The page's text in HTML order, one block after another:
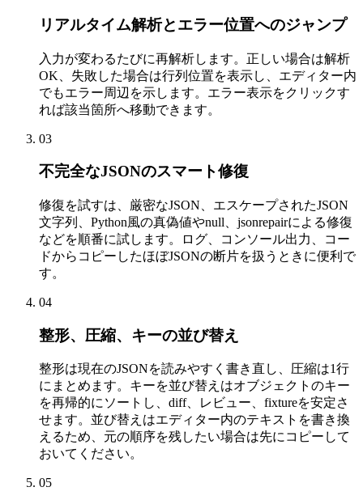
リアルタイム解析とエラー位置へのジャンプ
入力が変わるたびに再解析します。正しい場合は解析
OK、失敗した場合は行列位置を表示し、エディター内
でもエラー周辺を示します。エラー表示をクリックす
れば該当箇所へ移動できます。
03
不完全なJSONのスマート修復
修復を試すは、厳密なJSON、エスケープされたJSON
文字列、Python風の真偽値やnull、jsonrepairによる修復
などを順番に試します。ログ、コンソール出力、コー
ドからコピーしたほぼJSONの断片を扱うときに便利で
す。
04
整形、圧縮、キーの並び替え
整形は現在のJSONを読みやすく書き直し、圧縮は1行
にまとめます。キーを並び替えはオブジェクトのキー
を再帰的にソートし、diff、レビュー、fixtureを安定さ
せます。並び替えはエディター内のテキストを書き換
えるため、元の順序を残したい場合は先にコピーして
おいてください。
05